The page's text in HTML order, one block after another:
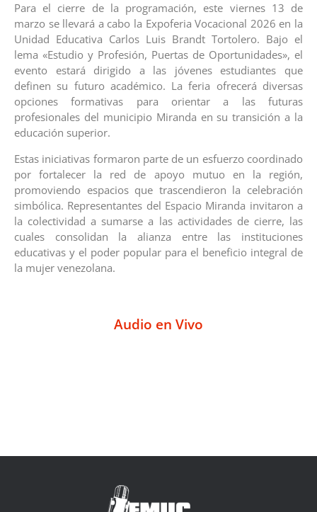
Para el cierre de la programación, este viernes 13 de
marzo se llevará a cabo la Expoferia Vocacional 2026 en la
Unidad Educativa Carlos Luis Brandt Tortolero. Bajo el
lema «Estudio y Profesión, Puertas de Oportunidades», el
evento estará dirigido a las jóvenes estudiantes que
definen su futuro académico. La feria ofrecerá diversas
opciones formativas para orientar a las futuras
profesionales del municipio Miranda en su transición a la
educación superior.
Estas iniciativas formaron parte de un esfuerzo coordinado
por fortalecer la red de apoyo mutuo en la región,
promoviendo espacios que trascendieron la celebración
simbólica. Representantes del Espacio Miranda invitaron a
la colectividad a sumarse a las actividades de cierre, las
cuales consolidan la alianza entre las instituciones
educativas y el poder popular para el beneficio integral de
la mujer venezolana.
Audio en Vivo